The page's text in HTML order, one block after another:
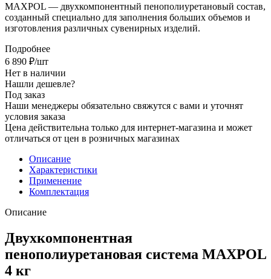
MAXPOL — двухкомпонентный пенополиуретановый состав,
созданный специально для заполнения больших объемов и
изготовления различных сувенирных изделий.
Подробнее
6 890 ₽/шт
Нет в наличии
Нашли дешевле?
Под заказ
Наши менеджеры обязательно свяжутся с вами и уточнят
условия заказа
Цена действительна только для интернет-магазина и может
отличаться от цен в розничных магазинах
Описание
Характеристики
Применение
Комплектация
Описание
Двухкомпонентная
пенополиуретановая система MAXPOL
4 кг